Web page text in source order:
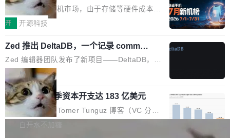
变体：Switchable...
那个创业公司。不同的是，这次它构建在 Cloudf
lare Workers 上——我花了九年时间搭建的平台
——并且深度集成了 AI。这基本上是我十年秘密
计划的顶峰。 十年前，Ken...
数据库，按名称寻址，复制到你自己的 S3 兼容
存储库里。节点之间只通过这个存储库协调——
个小型数据库，应用天然按分片构建，单个数据
库的竞争和爆炸半径问题在设计层面就被消除
了。 闲置的 cell 会休眠到几乎不占资源。当 cel
l 迁移或唤醒时，新宿主从 S3 恢复 SQLite 数据
库继续执行。存储库是持久化的唯一真相...
性能、流畅双第一，三星Galaxy Z系列
新折叠缺席
2026年7月的手机市场，由于存储等硬件成本暴
增，手机厂商的日子也不好过啊，新机速度明显
高价的三星折叠（三星Galaxy Z Fold8 Ultra / Z
Fold8 / Z Flip8）外，其余要么是中低端机器，
例如iQOO Z11i、REDMI Note 17、REDMI No
te 17 Pro、OPPO K15，要么是vivo X300 E这
样的次旗舰。 Galaxy Z Fold8 Ultra / Z Fold8 /
Z Flip8三款折叠屏新机均在7月22日发布，且全
部搭载骁龙8 Elite Gen5 for Galaxy，它们本该
开 开源科技
Zed 推出 DeltaDB，一个记录 commit
之间所有操作的版本控制系统
Zed 编辑器团队发布了新项目——DeltaDB，一
个在 git commit 之间记录每一次编辑操作的版
本控制系统。目前处于 Early Access 阶段。 De
ltaDB 的核心思路直接写在 landing page 最显
眼的位置：「Software is made between com
mits」——软件是在 commit 之间写出来的。git
局
SpaceXAI 单季资本开支达 183 亿美元
根据风险投资人Tomer Tunguz 博客（VC 分
析）披露的最新分析与第二季度业绩报告，Spac
白开水不加糖